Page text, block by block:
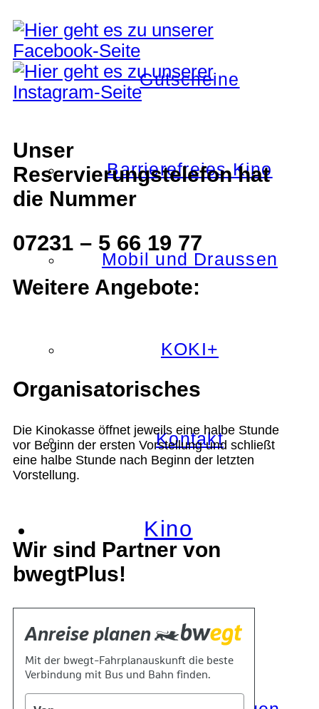
Gutscheine
Barrierefreies Kino
Mobil und Draussen
KOKI+
Kontakt
Kino
Das Team
Unser
Reservierungstelefon hat
die Nummer
07231 – 5 66 19 77
Weitere Angebote:
Organisatorisches
Die Kinokasse öffnet jeweils eine halbe Stunde
vor Beginn der ersten Vorstellung und schließt
eine halbe Stunde nach Beginn der letzten
Vorstellung.
Wir sind Partner von
bwegtPlus!